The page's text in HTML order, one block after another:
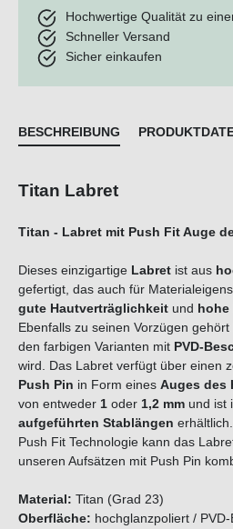
Hochwertige Qualität zu
Schneller Versand
Sicher einkaufen
BESCHREIBUNG
Titan Labret
Titan - Labret mit Push Fit Auge
Dieses einzigartige Labret ist aus
gefertigt, das auch für
gute Hautverträglichkeit und hohe
Ebenfalls zu seinen Vorzügen gehört
den farbigen Varianten mit PVD-
wird. Das Labret verfügt über einen
Push Pin in Form eines Auges des
von entweder 1 oder 1,2 mm und ist
aufgeführten Stablängen
Push Fit Technologie kann das
unseren Aufsätzen mit Push Pin
Material: Titan (Grad 23)
Oberfläche: hochglanzpoliert /